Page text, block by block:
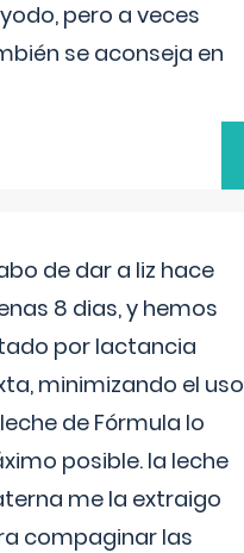
pero a veces
se aconseja en
de dar a liz hace
8 dias, y hemos
por lactancia
minimizando el uso
de Fórmula lo
posible. la leche
me la extraigo
compaginar las